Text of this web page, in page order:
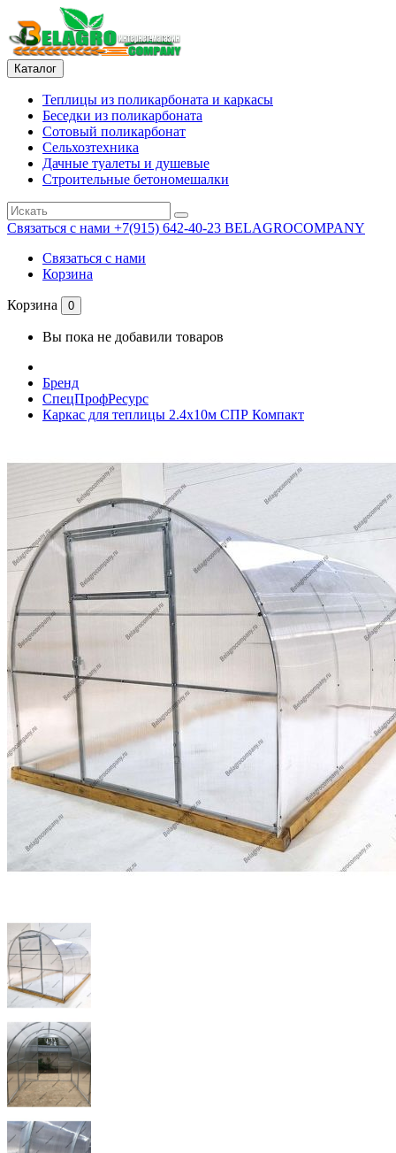
Каталог
Теплицы из поликарбоната и каркасы
Беседки из поликарбоната
Сотовый поликарбонат
Сельхозтехника
Дачные туалеты и душевые
Строительные бетономешалки
Связаться с нами +7(915) 642-40-23 BELAGROCOMPANY
Связаться с нами
Корзина
Корзина 0
Вы пока не добавили товаров
Бренд
СпецПрофРесурс
Каркас для теплицы 2.4х10м СПР Компакт